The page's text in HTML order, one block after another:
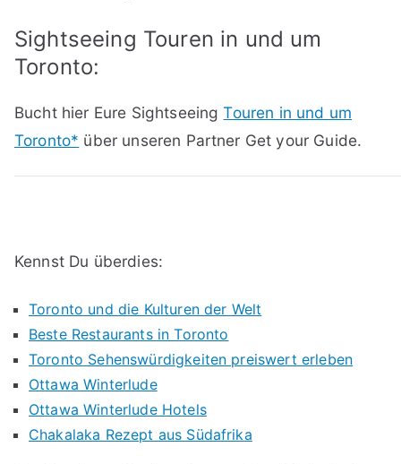
Sightseeing Touren in und um
Toronto:
Bucht hier Eure SightseeingTouren in und um
Toronto* über unseren Partner Get your Guide.
Kennst Du überdies:
Toronto und die Kulturen der Welt
Beste Restaurants in Toronto
Toronto Sehenswürdigkeiten preiswert erleben
Ottawa Winterlude
Ottawa Winterlude Hotels
Chakalaka Rezept aus Südafrika